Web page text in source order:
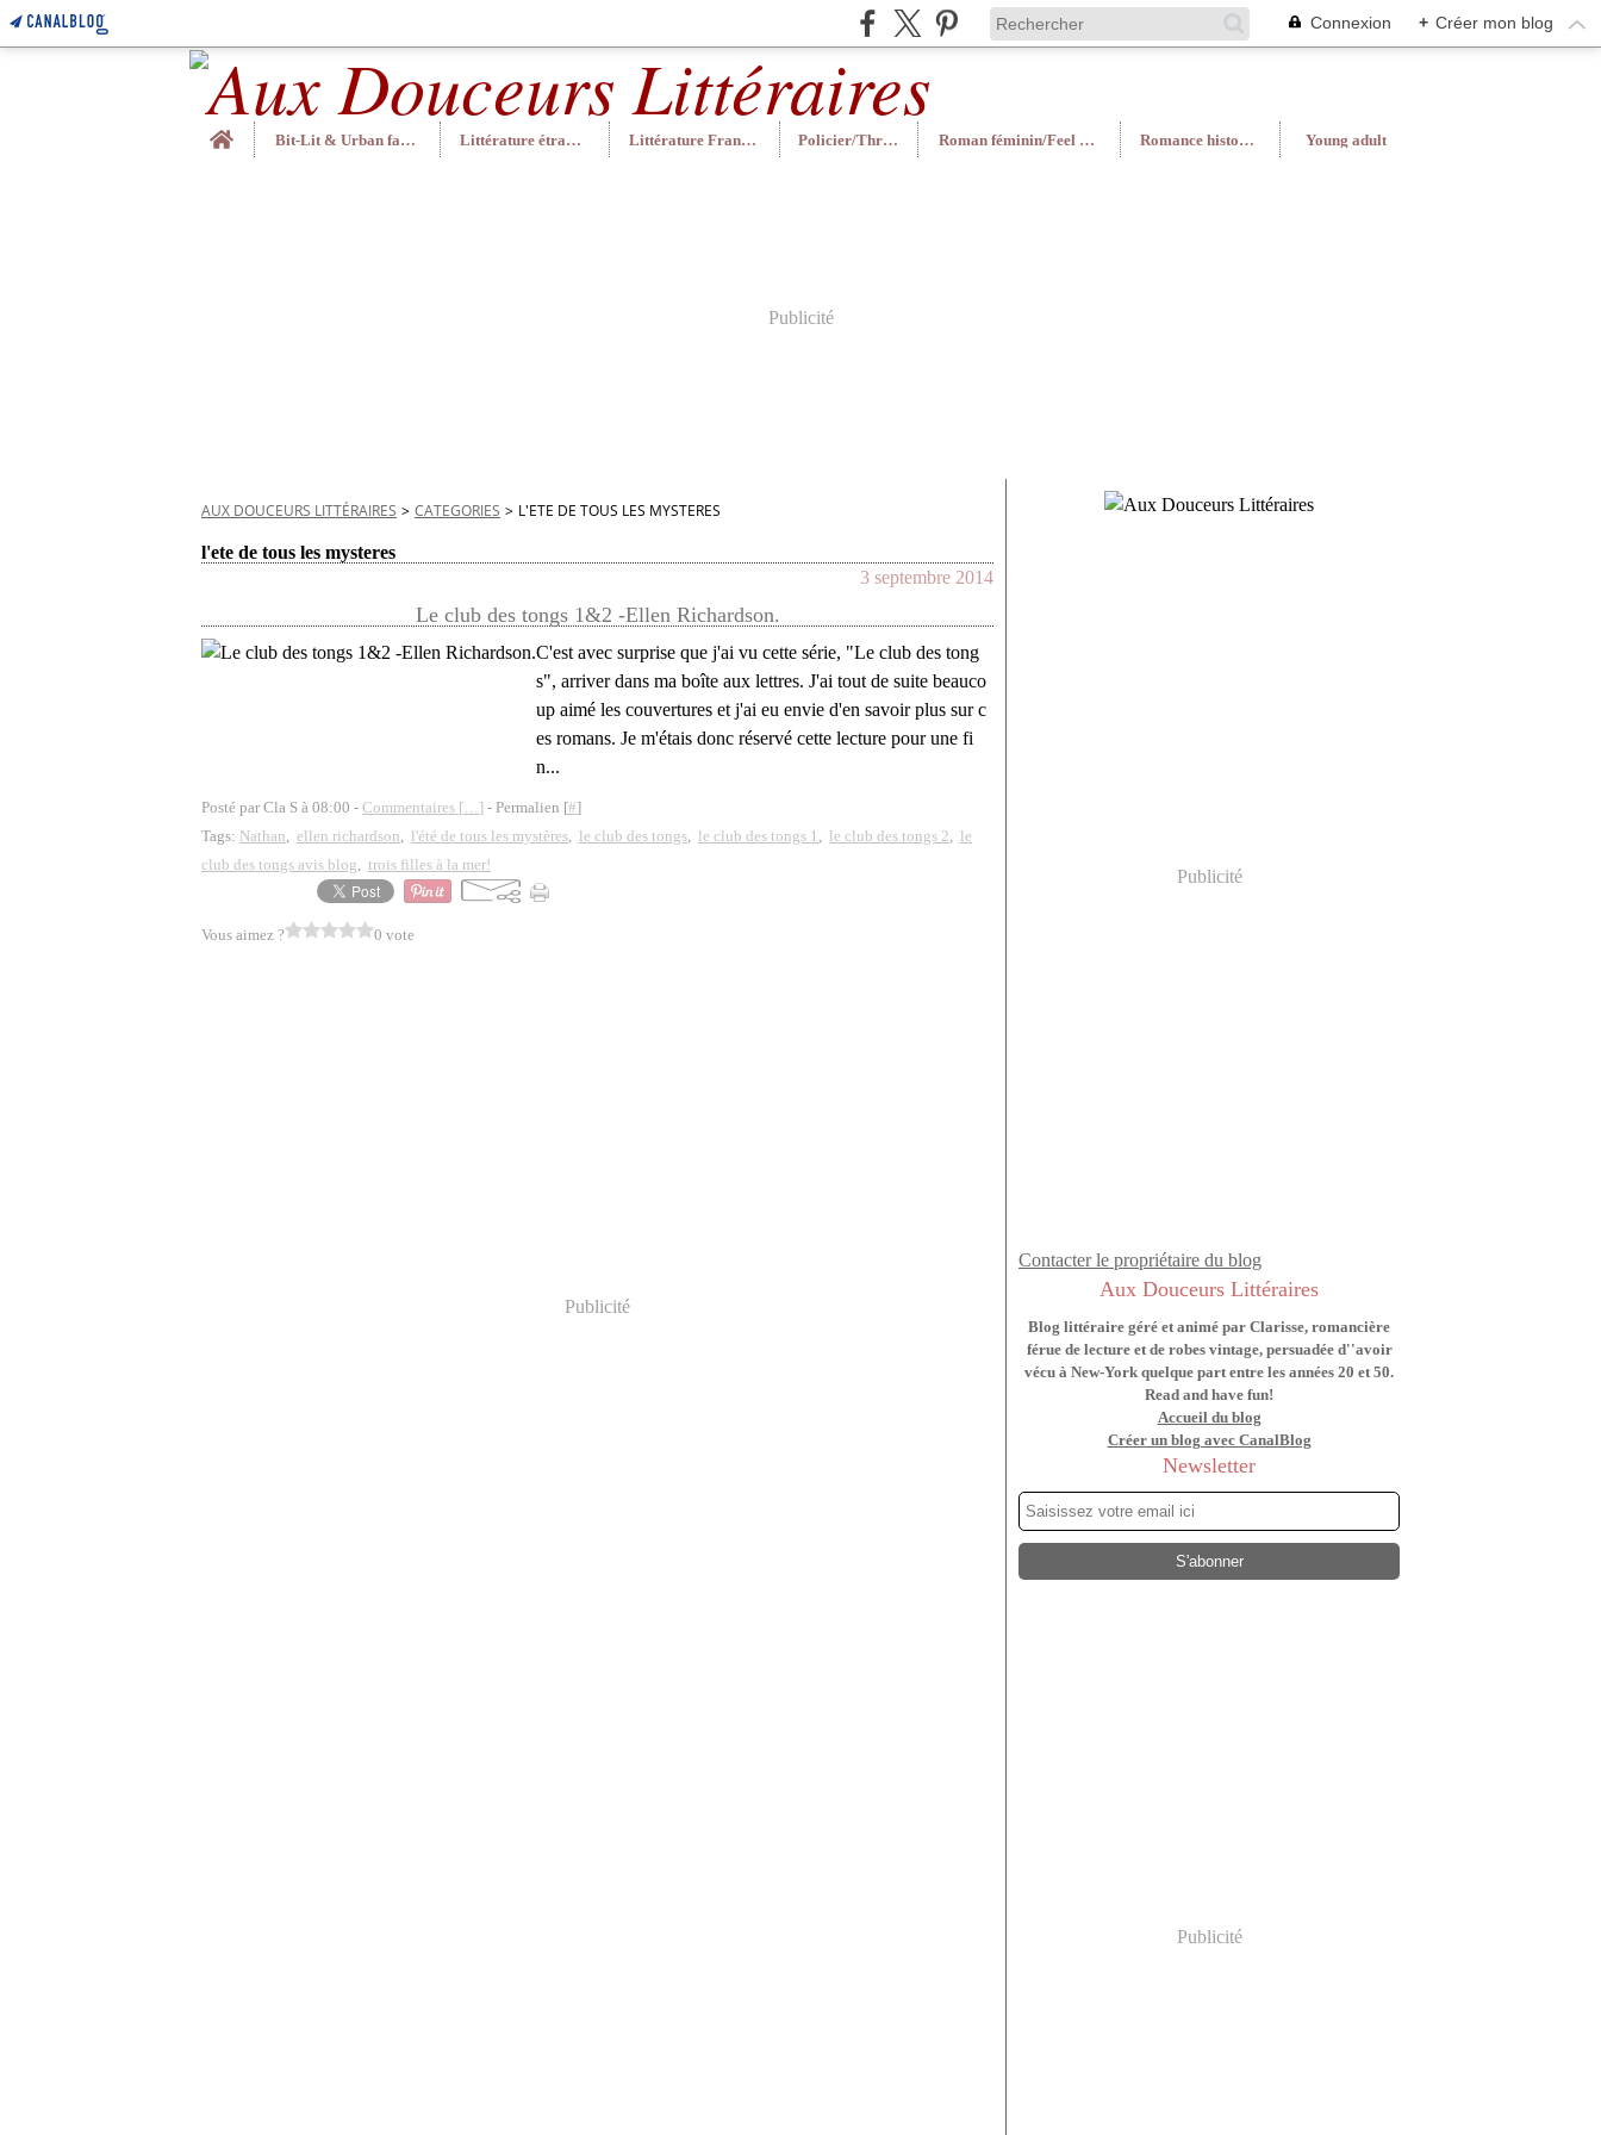
Connexion + Créer mon blog
Home
Bit-Lit & Urban fantasy Littérature étrangère Littérature Française Policier/Thriller Roman féminin/Feel Good Romance historique Young adult
Publicité
AUX DOUCEURS LITTÉRAIRES > CATEGORIES > L'ETE DE TOUS LES MYSTERES
l'ete de tous les mysteres
3 septembre 2014
Le club des tongs 1&2 -Ellen Richardson.
C'est avec surprise que j'ai vu cette série, "Le club des tong
s", arriver dans ma boîte aux lettres. J'ai tout de suite beauco
up aimé les couvertures et j'ai eu envie d'en savoir plus sur c
es romans. Je m'étais donc réservé cette lecture pour une fi
n...
Posté par Cla S à 08:00 - Commentaires […] - Permalien [#]
Tags: Nathan, ellen richardson, l'été de tous les mystères, le club des tongs, le club des tongs 1 , le club des tongs 2, le
club des tongs avis blog, trois filles à la mer!
Vous aimez ? 0 vote
Publicité
Publicité
Contacter le propriétaire du blog
Aux Douceurs Littéraires
Blog littéraire géré et animé par Clarisse, romancière
férue de lecture et de robes vintage, persuadée d''avoir
vécu à New-York quelque part entre les années 20 et 50.
Read and have fun!
Accueil du blog
Créer un blog avec CanalBlog
Newsletter
Publicité